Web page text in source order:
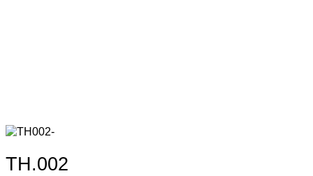
TH.002